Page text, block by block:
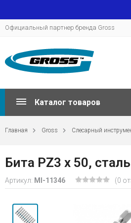
Официальный партнер бренда Gross
Каталог товаров
Главная Gross Слесарный
Бита РZ3 х 50,
Артикул: MI-11346 (0